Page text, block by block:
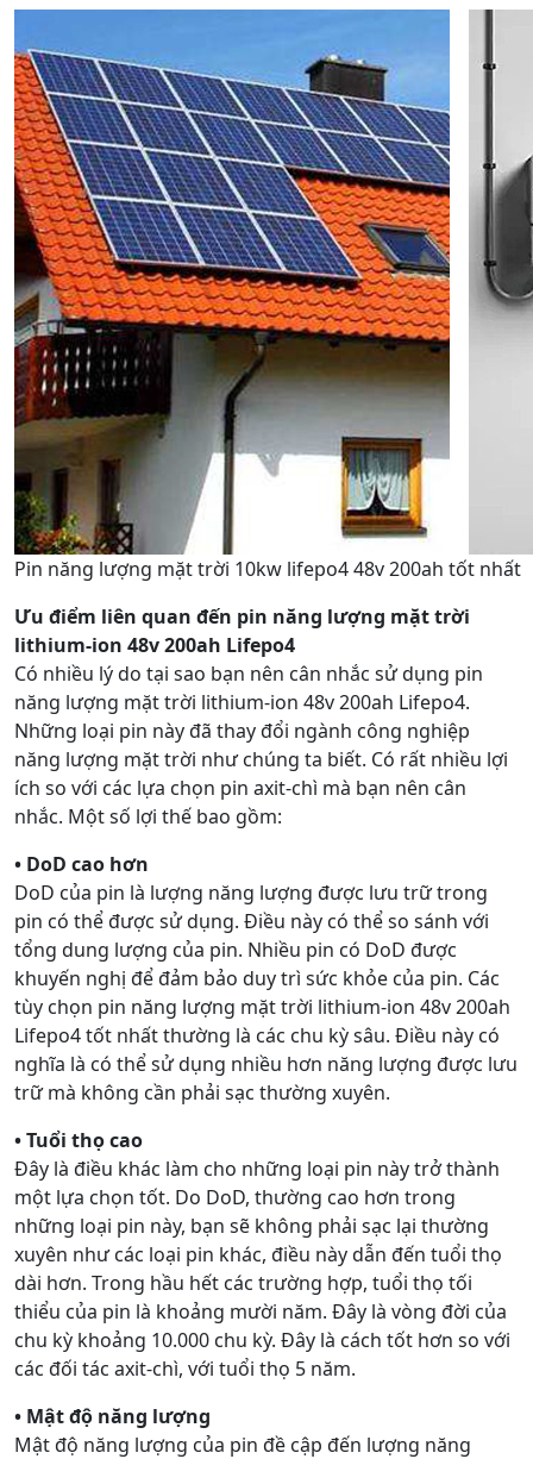
Pin năng lượng mặt trời 10kw lifepo4 48v 200ah tốt nhất
Ưu điểm liên quan đến pin năng lượng mặt trời
lithium-ion 48v 200ah Lifepo4
Có nhiều lý do tại sao bạn nên cân nhắc sử dụng pin
năng lượng mặt trời lithium-ion 48v 200ah Lifepo4.
Những loại pin này đã thay đổi ngành công nghiệp
năng lượng mặt trời như chúng ta biết. Có rất nhiều lợi
ích so với các lựa chọn pin axit-chì mà bạn nên cân
nhắc. Một số lợi thế bao gồm:
• DoD cao hơn
DoD của pin là lượng năng lượng được lưu trữ trong
pin có thể được sử dụng. Điều này có thể so sánh với
tổng dung lượng của pin. Nhiều pin có DoD được
khuyến nghị để đảm bảo duy trì sức khỏe của pin. Các
tùy chọn pin năng lượng mặt trời lithium-ion 48v 200ah
Lifepo4 tốt nhất thường là các chu kỳ sâu. Điều này có
nghĩa là có thể sử dụng nhiều hơn năng lượng được lưu
trữ mà không cần phải sạc thường xuyên.
• Tuổi thọ cao
Đây là điều khác làm cho những loại pin này trở thành
một lựa chọn tốt. Do DoD, thường cao hơn trong
những loại pin này, bạn sẽ không phải sạc lại thường
xuyên như các loại pin khác, điều này dẫn đến tuổi thọ
dài hơn. Trong hầu hết các trường hợp, tuổi thọ tối
thiểu của pin là khoảng mười năm. Đây là vòng đời của
chu kỳ khoảng 10.000 chu kỳ. Đây là cách tốt hơn so với
các đối tác axit-chì, với tuổi thọ 5 năm.
• Mật độ năng lượng
Mật độ năng lượng của pin đề cập đến lượng năng